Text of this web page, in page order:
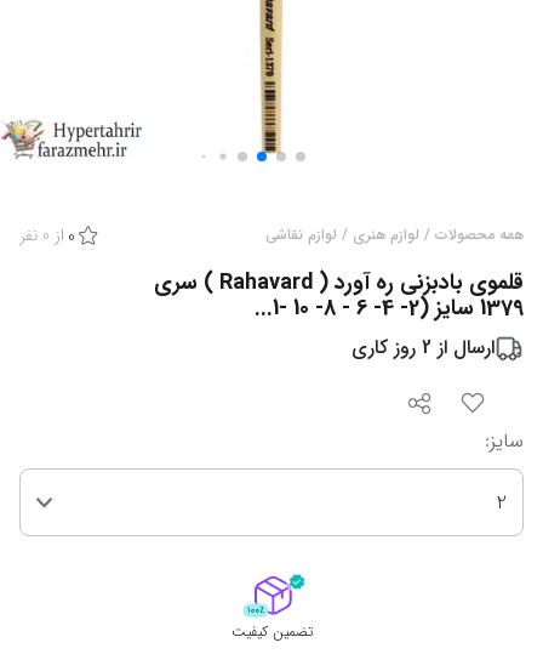
همه محصولات / لوازم هنری / لوازم نقاشی 0 از 0 نفر
قلموی بادبزنی ره آورد ( Rahavard ) سری
1379 سایز (2- 4- 6 - 8- 10 -1...
ارسال از 2 روز کاری
سایز:
2
تضمین کیفیت